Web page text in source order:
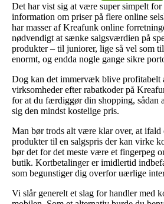
Det har vist sig at være super simpelt for
information om priser på flere online
har masser af Kreafunk online
nødvendigt at sænke salgsværdien på
produkter – til juniorer, lige så vel som
enormt, og endda nogle gange sikre
Dog kan det immervæk blive profitabelt
virksomheder efter rabatkoder på
for at du færdiggør din shopping, sådan
sig den mindst kostelige pris.
Man bør trods alt være klar over, at ifald
produkter til en salgspris der kan virke
bør det for det meste være et fingerpeg
butik. Kortbetalinger er imidlertid
som begunstiger dig overfor uærlige
Vi slår generelt et slag for handler med